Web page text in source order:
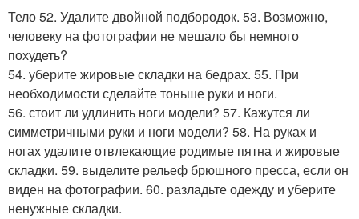
Тело 52. Удалите двойной подбородок. 53. Возможно,
человеку на фотографии не мешало бы немного
похудеть?
54. уберите жировые складки на бедрах. 55. При
необходимости сделайте тоньше руки и ноги.
56. стоит ли удлинить ноги модели? 57. Кажутся ли
симметричными руки и ноги модели? 58. На руках и
ногах удалите отвлекающие родимые пятна и жировые
складки. 59. выделите рельеф брюшного пресса, если он
виден на фотографии. 60. разладьте одежду и уберите
ненужные складки.